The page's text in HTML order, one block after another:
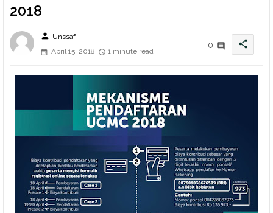
2018
person Unssaf
April 15, 2018
1 minute read
0 share